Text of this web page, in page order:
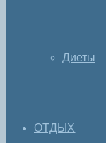
Диеты
ОТДЫХ